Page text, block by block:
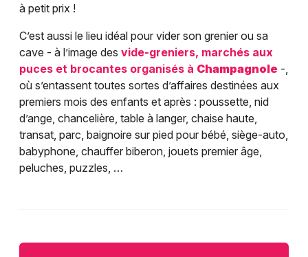
à petit prix !
C’est aussi le lieu idéal pour vider son grenier ou sa
cave - à l’image des vide-greniers, marchés aux
puces et brocantes organisés à Champagnole -,
où s’entassent toutes sortes d’affaires destinées aux
premiers mois des enfants et après : poussette, nid
d’ange, chancelière, table à langer, chaise haute,
transat, parc, baignoire sur pied pour bébé, siège-auto,
babyphone, chauffer biberon, jouets premier âge,
peluches, puzzles, …